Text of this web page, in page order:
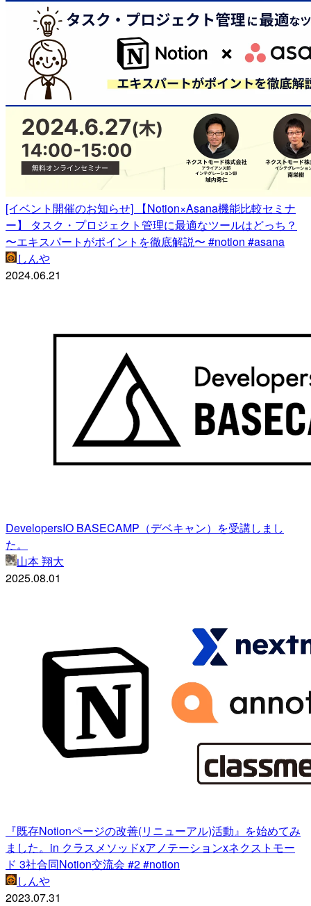
[イベント開催のお知らせ] 【Notion×Asana機能比較セミナ
ー】 タスク・プロジェクト管理に最適なツールはどっち？
〜エキスパートがポイントを徹底解説〜 #notion #asana
しんや
2024.06.21
DevelopersIO BASECAMP（デベキャン）を受講しまし
た。
山本 翔大
2025.08.01
『既存Notionページの改善(リニューアル)活動』を始めてみ
ました。in クラスメソッドxアノテーションxネクストモー
ド 3社合同Notion交流会 #2 #notion
しんや
2023.07.31